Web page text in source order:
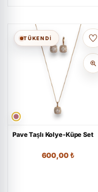
TÜKENDİ
Pave Taşlı Kolye-Küpe Set
600,00₺